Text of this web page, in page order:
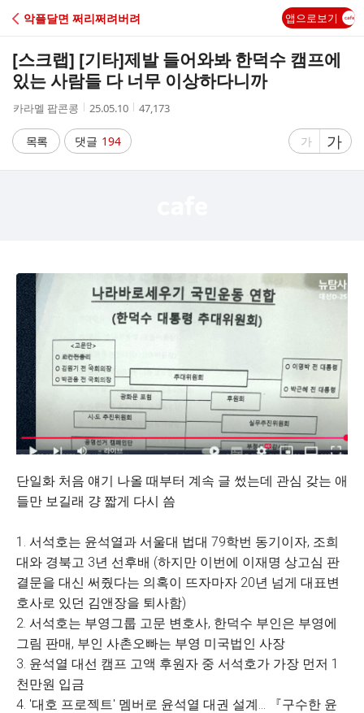
C
A
악플달면 쩌리쩌려버려 앱으로보기
[스크랩] [기타]제발 들어와봐 한덕수 캠프에
있는 사람들 다 너무 이상하다니까
작
자
카라멜 팝콘콩
작
시
간
25.05.10
조
47,173
목록 댓글 194
글
가
글
자
가
단일화 처음 얘기 나올 때부터 계속 글 썼는데 관심 갖는 애
들만 보길래 걍 짧게 다시 씀
1. 서석호는 윤석열과 서울대 법대 79학번 동기이자, 조희
대와 경북고 3년 선후배 (하지만 이번에 이재명 상고심 판
결문을 대신 써줬다는 의혹이 뜨자마자 20년 넘게 대표변
호사로 있던 김앤장을 퇴사함)
2. 서석호는 부영그룹 고문 변호사, 한덕수 부인은 부영에
그림 판매, 부인 사촌오빠는 부영 미국법인 사장
3. 윤석열 대선 캠프 고액 후원자 중 서석호가 가장 먼저 1
천만원 입금
4. '대호 프로젝트' 멤버로 윤석열 대권 설계... 『구수한 윤